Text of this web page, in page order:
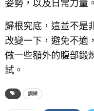
姿勢，以及日常力量。
歸根究底，這並不是
改變一下，避免不適
做一些額外的腹部鍛
試。
訓練